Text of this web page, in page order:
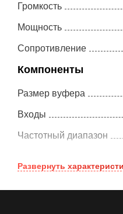
Громкость
Мощность
Сопротивление
Компоненты
Размер вуфера
Входы
Частотный диапазон
Размеры и вес
Развернуть